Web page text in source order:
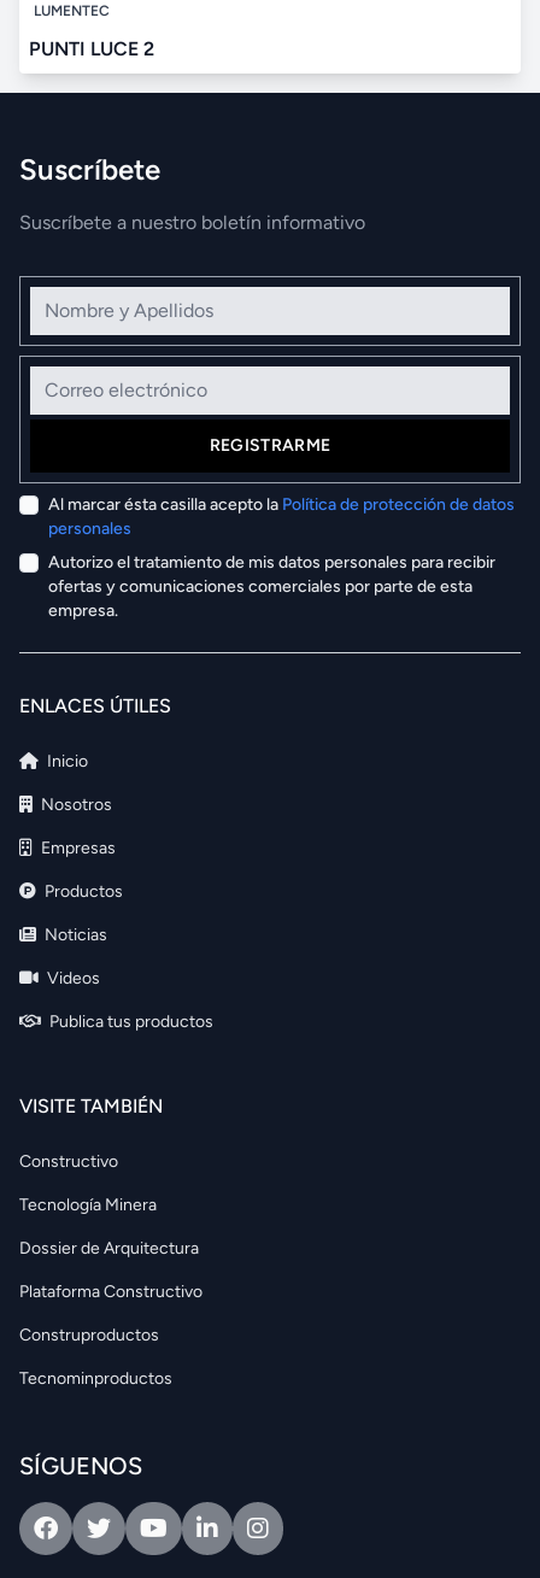
LUMENTEC
PUNTI LUCE 2
Suscríbete
Suscríbete a nuestro boletín informativo
Nombre y Apellidos
Correo electrónico
REGISTRARME
Al marcar ésta casilla acepto la Política de protección de datos
personales
Autorizo el tratamiento de mis datos personales para recibir
ofertas y comunicaciones comerciales por parte de esta
empresa.
ENLACES ÚTILES
Inicio
Nosotros
Empresas
Productos
Noticias
Videos
Publica tus productos
VISITE TAMBIÉN
Constructivo
Tecnología Minera
Dossier de Arquitectura
Plataforma Constructivo
Construproductos
Tecnominproductos
SÍGUENOS
FacebookTwitterYoutubeLinkedinIntagram